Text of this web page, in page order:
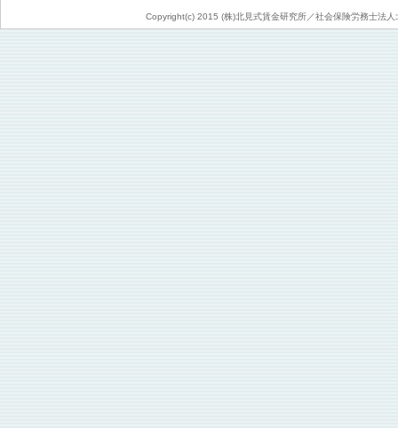
Copyright(c) 2015 (株)北見式賃金研究所／社会保険労務士法